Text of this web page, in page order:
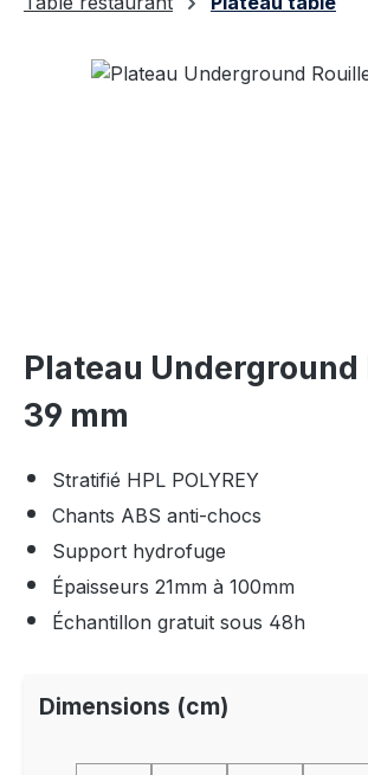
Plateau Underground
39 mm
Stratifié HPL POLYREY
Chants ABS anti-chocs
Support hydrofuge
Épaisseurs 21mm à 100mm
Échantillon gratuit sous 48h
Dimensions (cm)